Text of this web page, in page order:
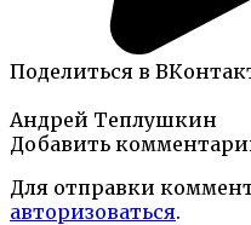
Поделиться в
Андрей Теплушкин
Добавить
Для отправки
авторизоваться.